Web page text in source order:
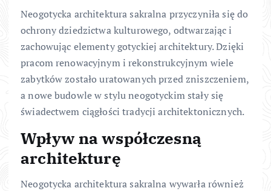
Neogotycka architektura sakralna przyczyniła się do
ochrony dziedzictwa kulturowego, odtwarzając i
zachowując elementy gotyckiej architektury. Dzięki
pracom renowacyjnym i rekonstrukcyjnym wiele
zabytków zostało uratowanych przed zniszczeniem,
a nowe budowle w stylu neogotyckim stały się
świadectwem ciągłości tradycji architektonicznych.
Wpływ na współczesną
architekturę
Neogotycka architektura sakralna wywarła również